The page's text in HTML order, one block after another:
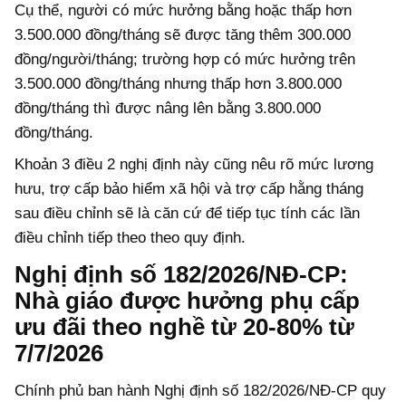
Cụ thể, người có mức hưởng bằng hoặc thấp hơn
3.500.000 đồng/tháng sẽ được tăng thêm 300.000
đồng/người/tháng; trường hợp có mức hưởng trên
3.500.000 đồng/tháng nhưng thấp hơn 3.800.000
đồng/tháng thì được nâng lên bằng 3.800.000
đồng/tháng.
Khoản 3 điều 2 nghị định này cũng nêu rõ mức lương
hưu, trợ cấp bảo hiểm xã hội và trợ cấp hằng tháng
sau điều chỉnh sẽ là căn cứ để tiếp tục tính các lần
điều chỉnh tiếp theo theo quy định.
Nghị định số 182/2026/NĐ-CP:
Nhà giáo được hưởng phụ cấp
ưu đãi theo nghề từ 20-80% từ
7/7/2026
Chính phủ ban hành Nghị định số 182/2026/NĐ-CP quy